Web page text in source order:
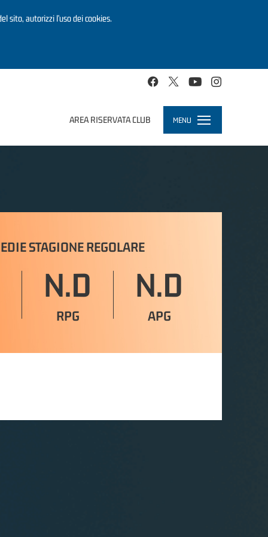
sito, autorizzi l’uso dei cookies.
AREA RISERVATA CLUB MENU
Toggle
navigation
STAGIONE REGOLARE
N.D
RPG
N.D
APG